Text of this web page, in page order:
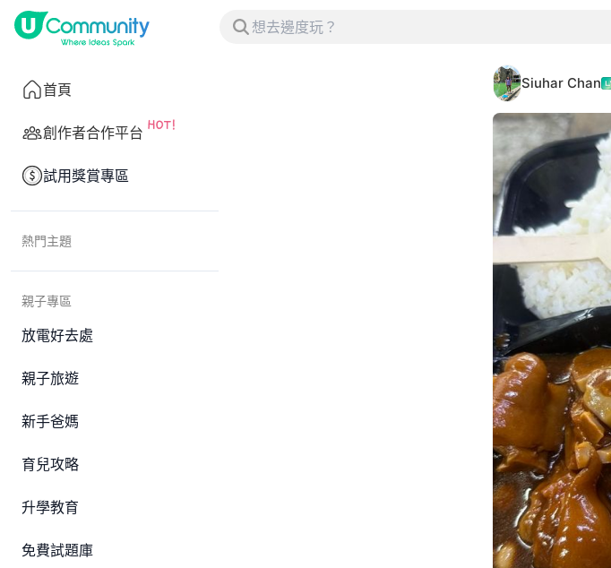
首頁
創作者合作平台
試用獎賞專區
熱門主題
親子專區
放電好去處
親子旅遊
新手爸媽
育兒攻略
升學教育
免費試題庫
Siuhar Chan